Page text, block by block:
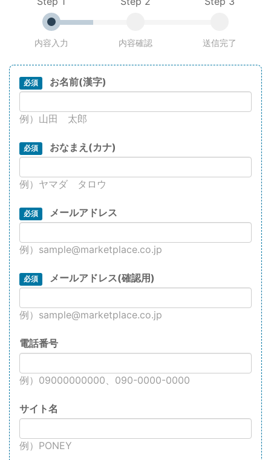
内容入力 内容確認 送信完了
必須 お名前(漢字)
例）山田 太郎
必須 おなまえ(カナ)
例）ヤマダ タロウ
必須 メールアドレス
例）sample@marketplace.co.jp
必須 メールアドレス(確認用)
例）sample@marketplace.co.jp
電話番号
例）09000000000、090-0000-0000
サイト名
例）PONEY